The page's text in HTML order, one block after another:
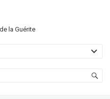
la Guérite